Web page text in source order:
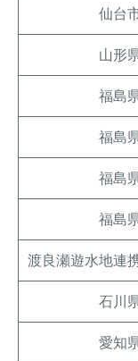
仙台
山形
福島
福島
福島
福島
渡良瀬遊水地連
石川
愛知